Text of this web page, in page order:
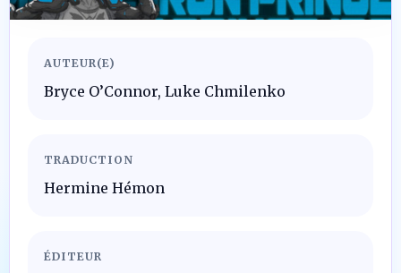
AUTEUR(E)
Bryce O’Connor, Luke Chmilenko
TRADUCTION
Hermine Hémon
ÉDITEUR